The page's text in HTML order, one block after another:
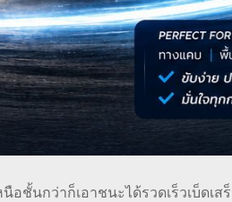
นกว่าก็เอาชนะได้รวดเร็วเบ็ดเสร็